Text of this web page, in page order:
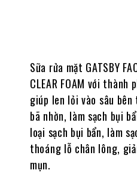
Sữa rửa mặt GATSBY
CLEAR FOAM với
giúp len lỏi vào sâu
bã nhờn, làm sạch bụi
loại sạch bụi bẩn, làm
thoáng lỗ chân lông,
mụn.